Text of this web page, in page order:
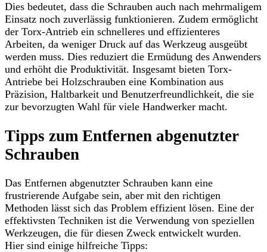
Dies bedeutet, dass die Schrauben auch nach mehrmaligem
Einsatz noch zuverlässig funktionieren. Zudem ermöglicht
der Torx-Antrieb ein schnelleres und effizienteres
Arbeiten, da weniger Druck auf das Werkzeug ausgeübt
werden muss. Dies reduziert die Ermüdung des Anwenders
und erhöht die Produktivität. Insgesamt bieten Torx-
Antriebe bei Holzschrauben eine Kombination aus
Präzision, Haltbarkeit und Benutzerfreundlichkeit, die sie
zur bevorzugten Wahl für viele Handwerker macht.
Tipps zum Entfernen abgenutzter
Schrauben
Das Entfernen abgenutzter Schrauben kann eine
frustrierende Aufgabe sein, aber mit den richtigen
Methoden lässt sich das Problem effizient lösen. Eine der
effektivsten Techniken ist die Verwendung von speziellen
Werkzeugen, die für diesen Zweck entwickelt wurden.
Hier sind einige hilfreiche Tipps: